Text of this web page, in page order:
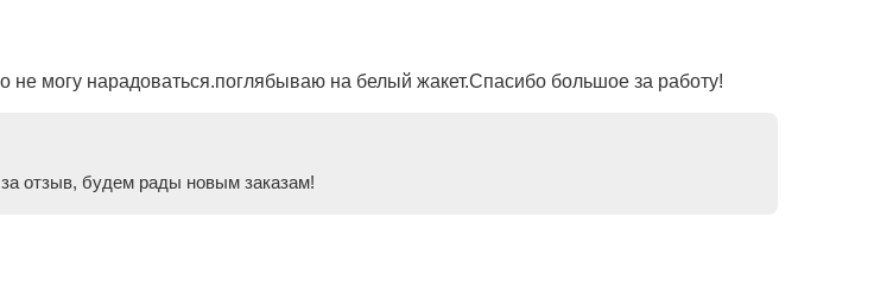
могу нарадоваться.поглябываю на белый жакет.Спасибо большое за работу!
отзыв, будем рады новым заказам!